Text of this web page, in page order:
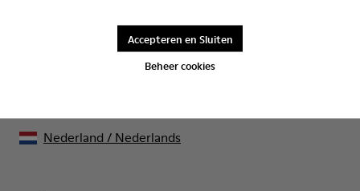
Beheer cookies
Accepteren en Sluiten
Nederland / Nederlands